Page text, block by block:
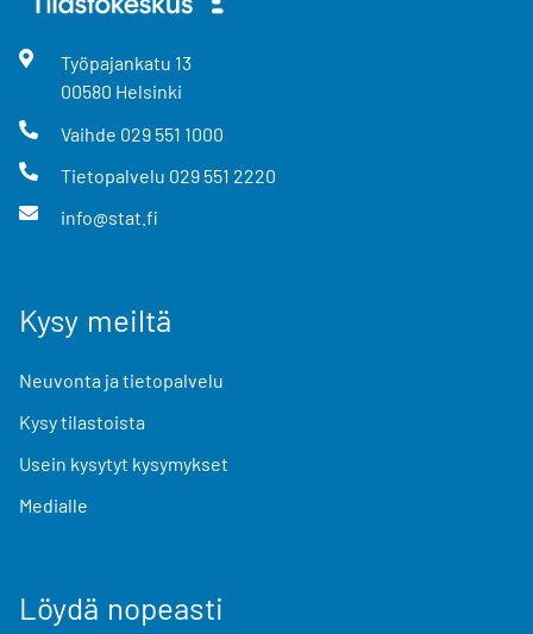
Työpajankatu 13
00580 Helsinki
Vaihde 029 551 1000
Tietopalvelu 029 551 2220
info@stat.fi
Kysy meiltä
Neuvonta ja tietopalvelu
Kysy tilastoista
Usein kysytyt kysymykset
Medialle
Löydä nopeasti